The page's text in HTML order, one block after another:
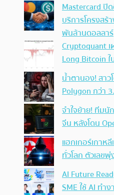
Mastercard ปิ
บริการโครงสร้
พันล้านดอลลาร์
Cryptoquant
Long Bitcoin
น้ำตานอง! สาว
Polygon กว่า
จำใจย้าย! ทีม
จีน หลังโดน
แฮกเกอร์เกาห
ทั่วโลก ตัวเลขพุ่
AI Future
SME ใช้ AI ทำ